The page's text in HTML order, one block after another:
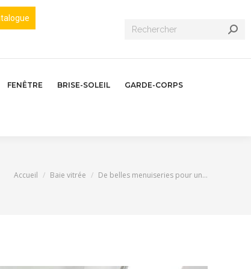
Recherche
FENÊTRE BRISE-SOLEIL GARDE-CORPS
Vous êtes ici :
Accueil Baie vitrée De belles menuiseries pour un…